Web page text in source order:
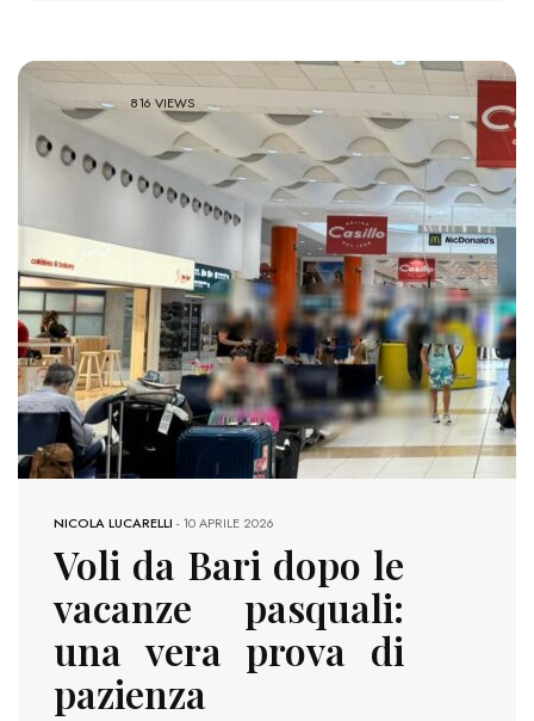
816 VIEWS
NICOLA LUCARELLI -10 APRILE 2026
Voli da Bari dopo le
vacanze pasquali:
una vera prova di
pazienza